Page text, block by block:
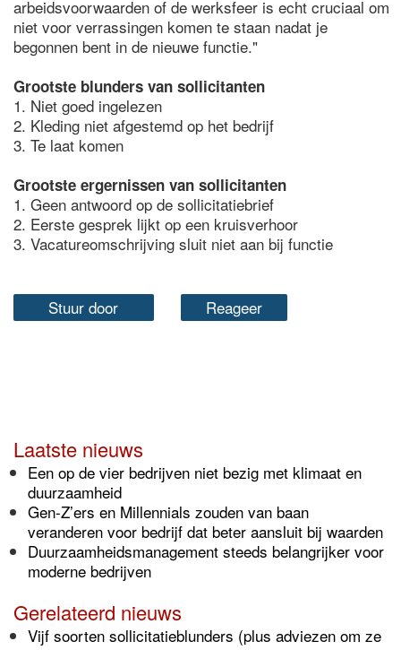
arbeidsvoorwaarden of de werksfeer is echt cruciaal om
niet voor verrassingen komen te staan nadat je
begonnen bent in de nieuwe functie."
Grootste blunders van sollicitanten
1. Niet goed ingelezen
2. Kleding niet afgestemd op het bedrijf
3. Te laat komen
Grootste ergernissen van sollicitanten
1. Geen antwoord op de sollicitatiebrief
2. Eerste gesprek lijkt op een kruisverhoor
3. Vacatureomschrijving sluit niet aan bij functie
Stuur door Reageer
Laatste nieuws
Een op de vier bedrijven niet bezig met klimaat en
duurzaamheid
Gen-Z’ers en Millennials zouden van baan
veranderen voor bedrijf dat beter aansluit bij waarden
Duurzaamheidsmanagement steeds belangrijker voor
moderne bedrijven
Gerelateerd nieuws
Vijf soorten sollicitatieblunders (plus adviezen om ze